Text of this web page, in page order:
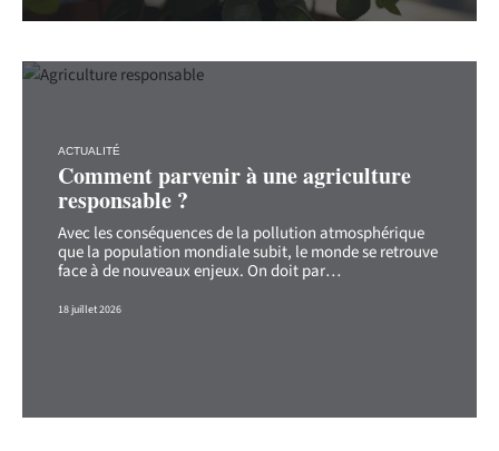
ACTUALITÉ
Comment parvenir à une agriculture
responsable ?
Avec les conséquences de la pollution atmosphérique
que la population mondiale subit, le monde se retrouve
face à de nouveaux enjeux. On doit par…
18 juillet 2026